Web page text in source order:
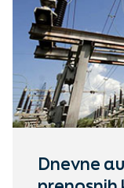
Dnevne